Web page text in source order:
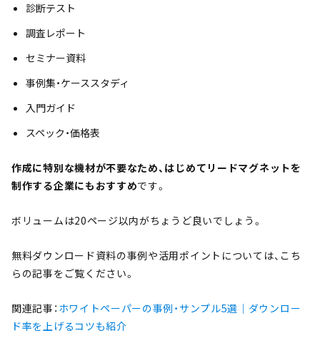
診断テスト
調査レポート
セミナー資料
事例集・ケーススタディ
入門ガイド
スペック・価格表
作成に特別な機材が不要なため、はじめてリードマグネットを
制作する企業にもおすすめです。
ボリュームは20ページ以内がちょうど良いでしょう。
無料ダウンロード資料の事例や活用ポイントについては、こち
らの記事をご覧ください。
関連記事：ホワイトペーパーの事例・サンプル5選｜ダウンロー
ド率を上げるコツも紹介